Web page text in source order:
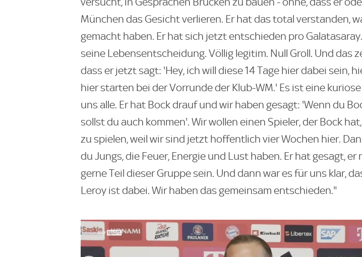
München das Gesicht verlieren. Er hat das total verstanden,
gemacht haben. Er hat sich jetzt entschieden pro
seine Lebensentscheidung. Völlig legitim. Null Groll. Und das
dass er jetzt sagt: 'Hey, ich will diese 14 Tage hier dabei sein,
hier starten bei der Vorrunde der Klub-WM.' Es ist eine
uns alle. Er hat Bock drauf und wir haben gesagt: 'Wenn du
sollst du auch kommen'. Wir wollen einen Spieler, der Bock
zu spielen, weil wir sind jetzt hoffentlich vier Wochen hier.
du Jungs, die Feuer, Energie und Lust haben. Er hat gesagt, er
gerne Teil dieser Gruppe sein. Und dann war es für uns klar,
Leroy ist dabei. Wir haben das gemeinsam entschieden."